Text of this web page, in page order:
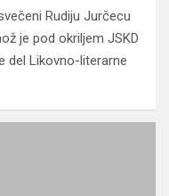
Rudiju Jurčecu
je pod okriljem JSKD
del Likovno-literarne